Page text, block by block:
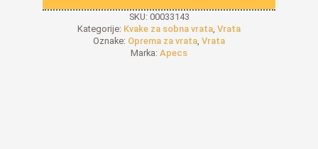
SKU: 00033143
Kategorije: Kvake za sobna vrata, Vrata
Oznake: Oprema za vrata, Vrata
Marka: Apecs